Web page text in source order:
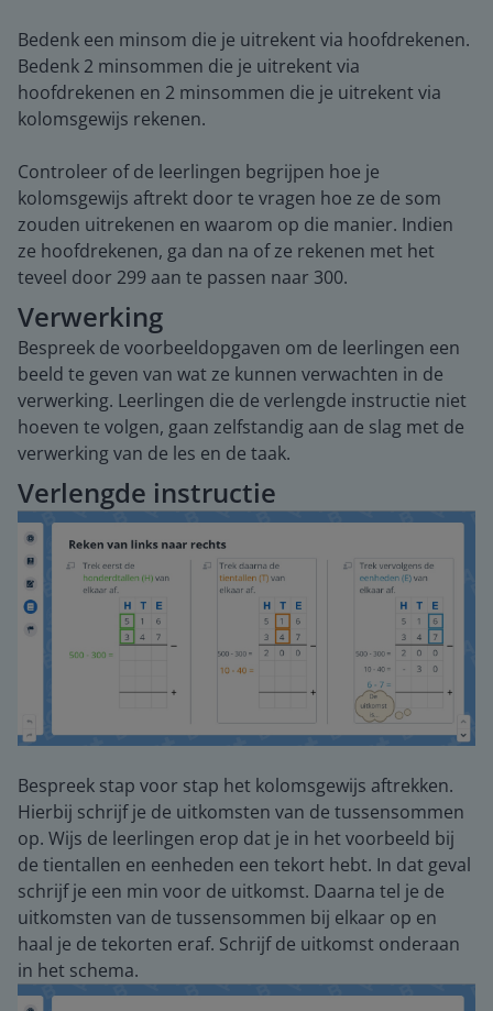
Bedenk een minsom die je uitrekent via hoofdrekenen.
Bedenk 2 minsommen die je uitrekent via
hoofdrekenen en 2 minsommen die je uitrekent via
kolomsgewijs rekenen.
Controleer of de leerlingen begrijpen hoe je
kolomsgewijs aftrekt door te vragen hoe ze de som
zouden uitrekenen en waarom op die manier. Indien
ze hoofdrekenen, ga dan na of ze rekenen met het
teveel door 299 aan te passen naar 300.
Verwerking
Bespreek de voorbeeldopgaven om de leerlingen een
beeld te geven van wat ze kunnen verwachten in de
verwerking. Leerlingen die de verlengde instructie niet
hoeven te volgen, gaan zelfstandig aan de slag met de
verwerking van de les en de taak.
Verlengde instructie
Bespreek stap voor stap het kolomsgewijs aftrekken.
Hierbij schrijf je de uitkomsten van de tussensommen
op. Wijs de leerlingen erop dat je in het voorbeeld bij
de tientallen en eenheden een tekort hebt. In dat geval
schrijf je een min voor de uitkomst. Daarna tel je de
uitkomsten van de tussensommen bij elkaar op en
haal je de tekorten eraf. Schrijf de uitkomst onderaan
in het schema.